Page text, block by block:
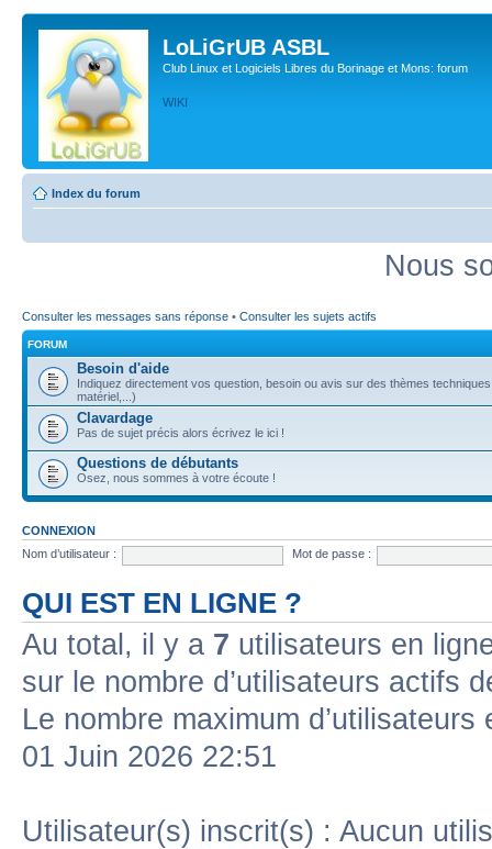
LoLiGrUB ASBL
Club Linux et Logiciels Libres du Borinage et Mons: forum
WIKI
Index du forum
Nous
Consulter les messages sans réponse • Consulter les sujets actifs
FORUM
Besoin d'aide
Indiquez directement vos question, besoin ou avis sur des thèmes
matériel,...)
Clavardage
Pas de sujet précis alors écrivez le ici !
Questions de débutants
Osez, nous sommes à votre écoute !
CONNEXION
Nom d’utilisateur :
Mot de passe :
QUI EST EN LIGNE ?
Au total, il y a 7 utilisateurs en
sur le nombre d’utilisateurs actifs
Le nombre maximum
01 Juin 2026 22:51
Utilisateur(s) inscrit(s) : Aucun